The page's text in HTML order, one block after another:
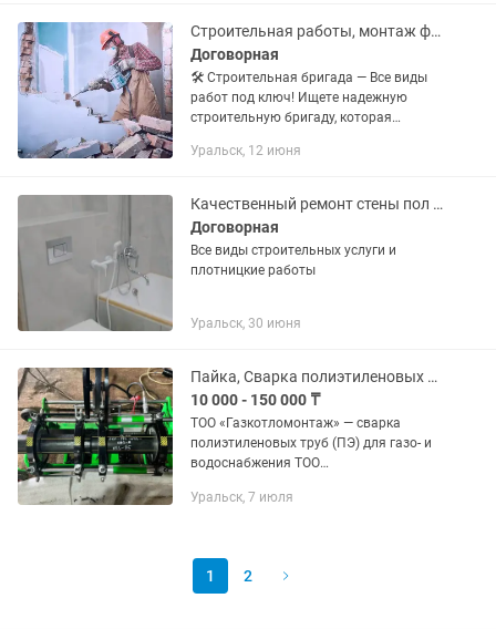
необходимым...
Строительная работы, монтаж фасада, демонтаж, земляные работы, бетон и т.д
Договорная
🛠️ Строительная бригада — Все виды
работ под ключ! Ищете надежную
строительную бригаду, которая
головной боли? Мы предоставляем
Уральск, 12 июня
Качественный ремонт стены пол двери(установка)и другое
Договорная
Все виды строительных услуги и
плотницкие работы
Уральск, 30 июня
Пайка, Сварка полиэтиленовых труб
10 000 - 150 000 ₸
ТОО «Газкотломонтаж» — сварка
полиэтиленовых труб (ПЭ) для газо- и
водоснабжения ТОО
профессиональные услуги по сварке
Уральск, 7 июля
1 2